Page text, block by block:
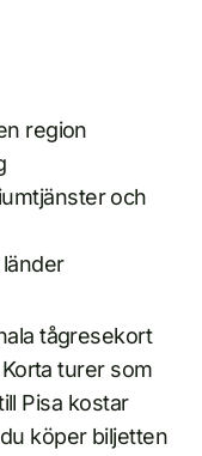
region
och
tågresekort
turer som
Pisa kostar
köper biljetten